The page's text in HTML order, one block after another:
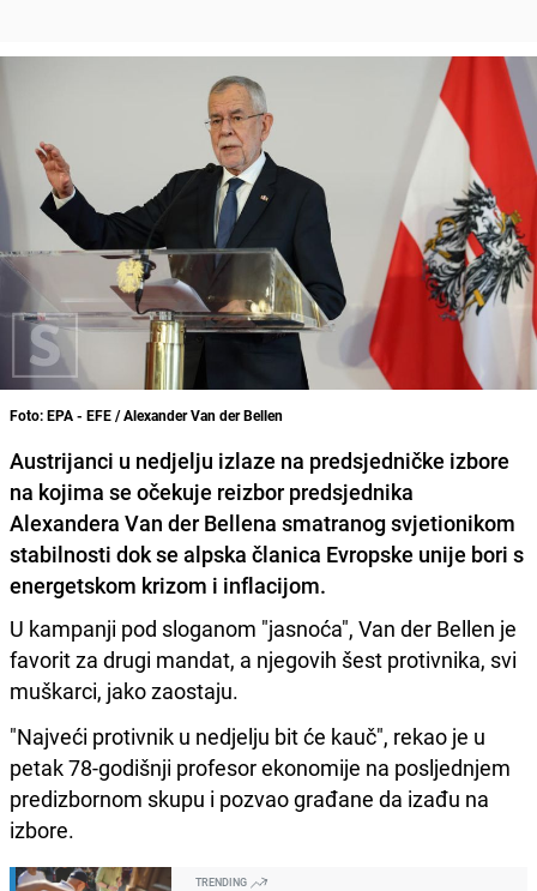
Foto: EPA - EFE / Alexander Van der Bellen
Austrijanci u nedjelju izlaze na predsjedničke izbore
na kojima se očekuje reizbor predsjednika
Alexandera Van der Bellena smatranog svjetionikom
stabilnosti dok se alpska članica Evropske unije bori s
energetskom krizom i inflacijom.
U kampanji pod sloganom "jasnoća", Van der Bellen je
favorit za drugi mandat, a njegovih šest protivnika, svi
muškarci, jako zaostaju.
"Najveći protivnik u nedjelju bit će kauč", rekao je u
petak 78-godišnji profesor ekonomije na posljednjem
predizbornom skupu i pozvao građane da izađu na
izbore.
TRENDING